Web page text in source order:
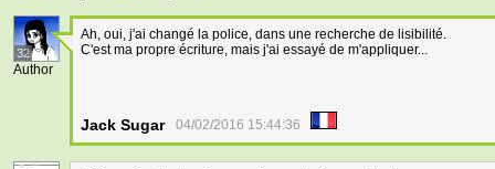
32
Author
Ah, oui, j'ai changé la police, dans une recherche de lisibilité.
C'est ma propre écriture, mais j'ai essayé de m'appliquer...
Jack Sugar 04/02/2016 15:44:36